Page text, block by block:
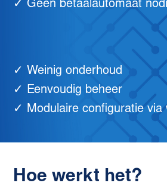
✓ Geen betaalautomaat
✓ Weinig onderhoud
✓ Eenvoudig beheer
✓ Modulaire configuratie via
Hoe werkt het?